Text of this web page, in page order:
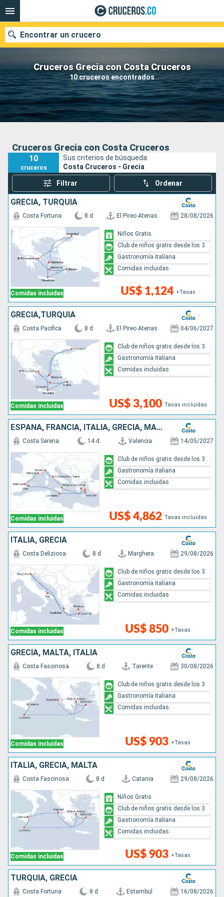
Cruceros Grecia con Costa Cruceros
10 cruceros encontrados
Encontrar un crucero
Fecha de salida
Buscar
Cruceros Grecia con Costa Cruceros
10
cruceros
Sus criterios de búsqueda:
Costa Cruceros - Grecia
Filtrar Ordenar
GRECIA, TURQUÍA
Comidas incluidas
Costa Fortuna 8 d El Pireo Atenas 28/08/2026
US$ 1,124 +Tasas
Niños Gratis
Club de niños gratis desde los 3
Gastronomía italiana
Comidas incluidas
GRECIA,TURQUÍA
Comidas incluidas
Costa Pacifica 8 d El Pireo Atenas 04/06/2027
US$ 3,100 Tasas incluidas
Club de niños gratis desde los 3
Gastronomía italiana
Comidas incluidas
ESPAÑA, FRANCIA, ITALIA, GRECIA, MALTA E ISLAS BALEARES
Comidas incluidas
Costa Serena 14 d Valencia 14/05/2027
US$ 4,862 Tasas incluidas
Club de niños gratis desde los 3
Gastronomía italiana
Comidas incluidas
ITALIA, GRECIA
Comidas incluidas
Costa Deliziosa 8 d Marghera 29/08/2026
US$ 850 +Tasas
Club de niños gratis desde los 3
Gastronomía italiana
Comidas incluidas
GRECIA, MALTA, ITALIA
Comidas incluidas
Costa Fascinosa 8 d Tarente 30/08/2026
US$ 903 +Tasas
Club de niños gratis desde los 3
Gastronomía italiana
Comidas incluidas
ITALIA, GRECIA, MALTA
Comidas incluidas
Costa Fascinosa 8 d Catania 29/08/2026
US$ 903 +Tasas
Niños Gratis
Club de niños gratis desde los 3
Gastronomía italiana
Comidas incluidas
TURQUÍA, GRECIA
Costa Fortuna 8 d Estambul 16/08/2026